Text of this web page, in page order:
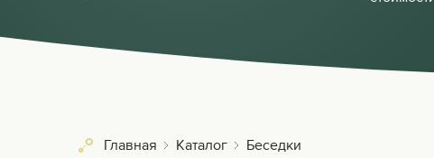
Главная Каталог Беседки